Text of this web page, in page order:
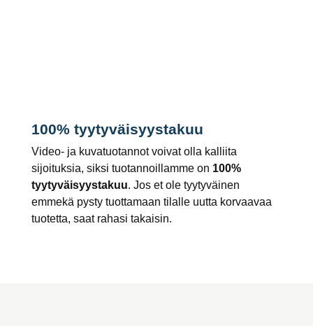
100% tyytyväisyystakuu
Video- ja kuvatuotannot voivat olla kalliita
sijoituksia, siksi tuotannoillamme on 100%
tyytyväisyystakuu. Jos et ole tyytyväinen
emmekä pysty tuottamaan tilalle uutta korvaavaa
tuotetta, saat rahasi takaisin.